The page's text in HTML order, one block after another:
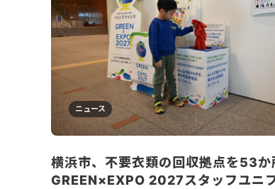
ニュース
横浜市、不要衣類の回収拠点を53か
GREEN×EXPO 2027スタッフユニ